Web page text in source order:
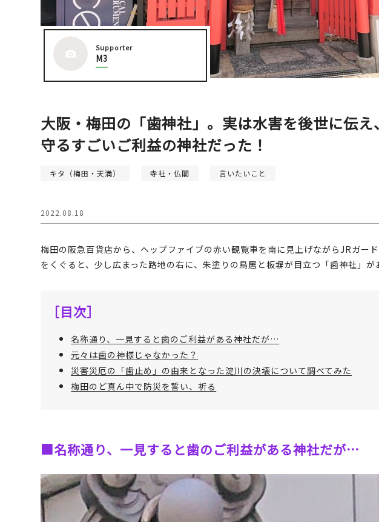
泉南
（KIX・りんくう・岸和
Supporter
M3
大阪・梅田の「歯神社」。実は水害を後世に伝
守るすごいご利益の神社だった！
キタ（梅田・天満） 寺社・仏閣 言いたいこと
2022.08.18
梅田の阪急百貨店から、ヘップファイブの赤い観覧車を南に見上げながらJRガー
をくぐると、少し広まった路地の右に、朱塗りの鳥居と板塀が目立つ「歯神社」が
［目次］
名称通り、一見すると歯のご利益がある神社だが…
元々は歯の神様じゃなかった？
災害災厄の「歯止め」の由来となった淀川の決壊について調べてみた
梅田のど真ん中で防災を誓い、祈る
■名称通り、一見すると歯のご利益がある神社だが…